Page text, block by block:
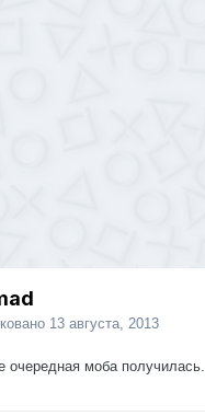
13 августа, 2013
очередная моба получилась.